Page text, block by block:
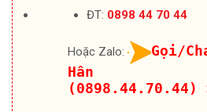
ĐT: 0898 44 70 44
Hoặc Zalo:
Gọi/
Hân
(0898.44.70.44)